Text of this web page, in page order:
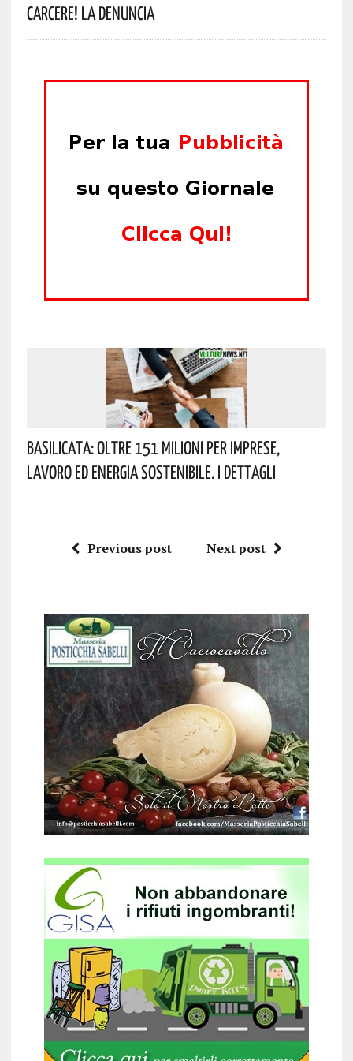
Carcere! La Denuncia
Basilicata: Oltre 151 Milioni Per Imprese,
Lavoro Ed Energia Sostenibile. I Dettagli
Previous post Next post